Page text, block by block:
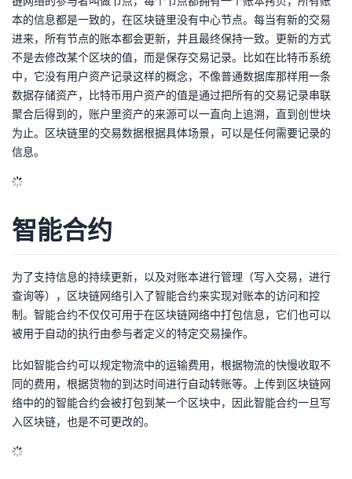
坛
圈
子
的
直
播
我
的
活
动
我
的
关
课
程
的
认
我
的
我
藏
技
术
支
持
的
云
声
建
本的信息都是一致的，在区块链里没有中心节点。每当有新的交易
进来，所有节点的账本都会更新，并且最终保持一致。更新的方式
不是去修改某个区块的值，而是保存交易记录。比如在比特币系统
中，它没有用户资产记录这样的概念，不像普通数据库那样用一条
数据存储资产，比特币用户资产的值是通过把所有的交易记录串联
聚合后得到的，账户里资产的来源可以一直向上追溯，直到创世块
为止。区块链里的交易数据根据具体场景，可以是任何需要记录的
信息。
智能合约
为了支持信息的持续更新，以及对账本进行管理（写入交易，进行
查询等），区块链网络引入了智能合约来实现对账本的访问和控
制。智能合约不仅仅可用于在区块链网络中打包信息，它们也可以
被用于自动的执行由参与者定义的特定交易操作。
比如智能合约可以规定物流中的运输费用，根据物流的快慢收取不
同的费用，根据货物的到达时间进行自动转账等。上传到区块链网
络中的的智能合约会被打包到某一个区块中，因此智能合约一旦写
入区块链，也是不可更改的。